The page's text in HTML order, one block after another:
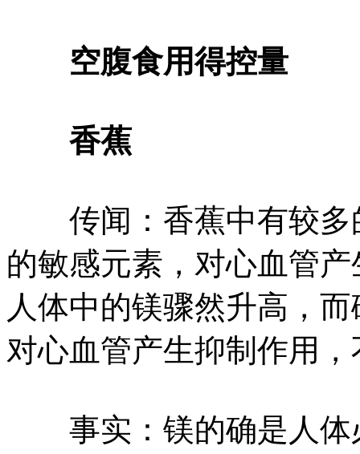
空腹食用得控量
香蕉
传闻：香蕉中有较多
的敏感元素，对心血管
人体中的镁骤然升高，
对心血管产生抑制作用
事实：镁的确是人体